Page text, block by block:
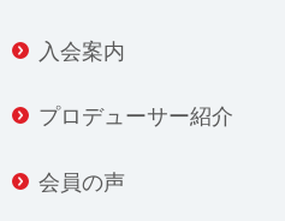
入会案内
プロデューサー紹介
会員の声